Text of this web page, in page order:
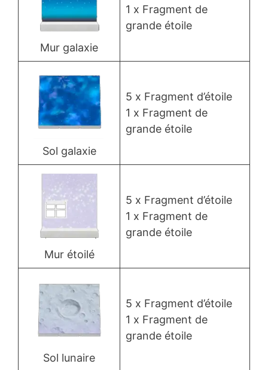
Mur galaxie
1 x Fragment de
grande étoile
Sol galaxie
5 x Fragment d’étoile
1 x Fragment de
grande étoile
Mur étoilé
5 x Fragment d’étoile
1 x Fragment de
grande étoile
Sol lunaire
5 x Fragment d’étoile
1 x Fragment de
grande étoile